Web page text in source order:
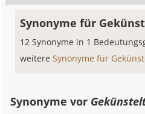
Synonyme für
12 Synonyme in 1
weitereSynonyme für
Synonyme vor